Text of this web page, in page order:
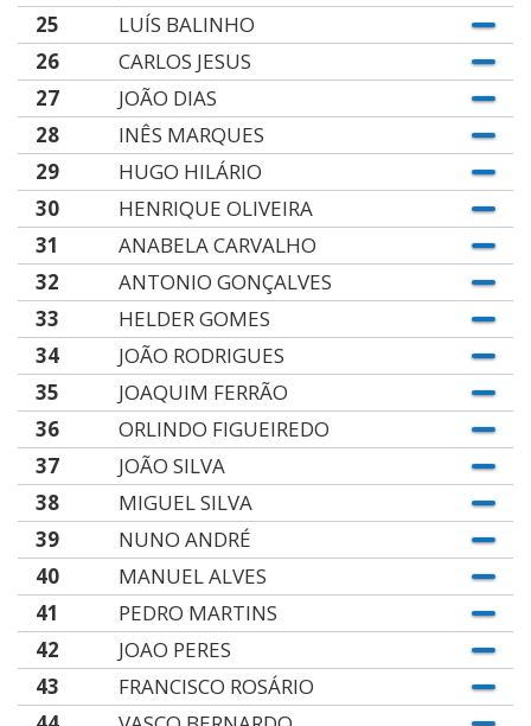
25
LUÍS BALINHO
26
CARLOS JESUS
27
JOÃO DIAS
28
INÊS MARQUES
29
HUGO HILÁRIO
30
HENRIQUE OLIVEIRA
31
ANABELA CARVALHO
32
ANTONIO GONÇALVES
33
HELDER GOMES
34
JOÃO RODRIGUES
35
JOAQUIM FERRÃO
36
ORLINDO FIGUEIREDO
37
JOÃO SILVA
38
MIGUEL SILVA
39
NUNO ANDRÉ
40
MANUEL ALVES
41
PEDRO MARTINS
42
JOAO PERES
43
FRANCISCO ROSÁRIO